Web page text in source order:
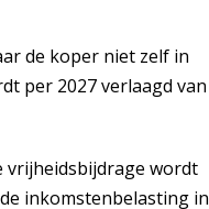
de koper niet zelf in
per 2027 verlaagd van
vrijheidsbijdrage wordt
inkomstenbelasting in